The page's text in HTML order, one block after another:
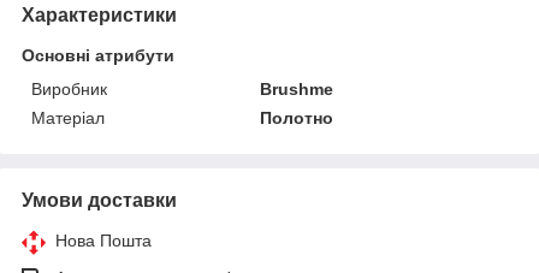
Характеристики
Основні атрибути
Виробник
Brushme
Матеріал
Полотно
Умови доставки
Нова Пошта